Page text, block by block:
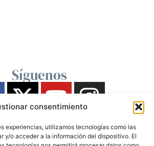
consentimiento
experiencias, utilizamos tecnologías como las
y/o acceder a la información del dispositivo. El
Síguenos